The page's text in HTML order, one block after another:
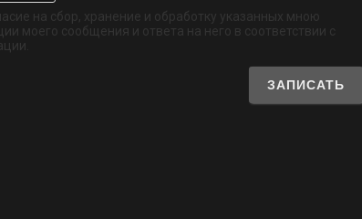
обязательно
на сбор, хранение и обработку указанных мною
моего сообщения и ответа на него в соответствии с